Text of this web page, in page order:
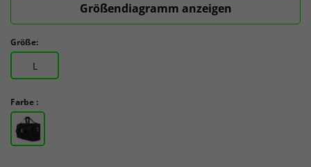
Größendiagramm anzeigen
Größe:
L
Farbe :